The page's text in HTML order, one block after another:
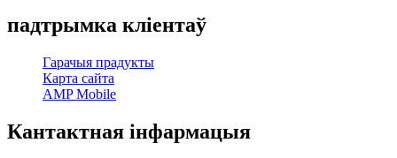
падтрымка кліентаў
Гарачыя прадукты
Карта сайта
AMP Mobile
Кантактная інфармацыя